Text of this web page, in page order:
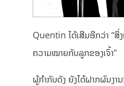
Quentin ໄດ້ເສີມອີກວ່າ “ສິ່
ຄວາມໝາຍກັບລູກຂອງເຈົ້າ”
ຜູ້ກຳກັບດັງ ຍັງໄດ້ຝາກຜົນງ